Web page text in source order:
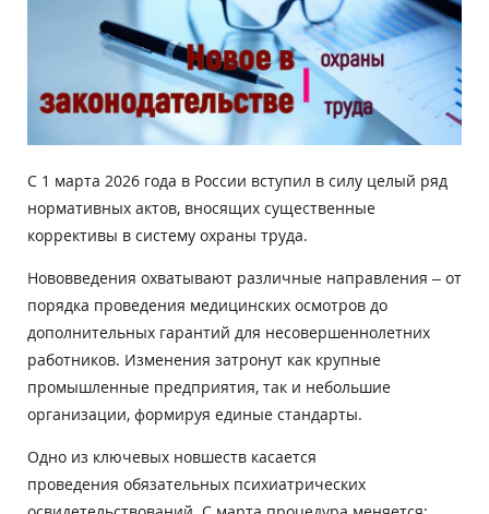
С 1 марта 2026 года в России вступил в силу целый ряд
нормативных актов, вносящих существенные
коррективы в систему охраны труда.
Нововведения охватывают различные направления – от
порядка проведения медицинских осмотров до
дополнительных гарантий для несовершеннолетних
работников. Изменения затронут как крупные
промышленные предприятия, так и небольшие
организации, формируя единые стандарты.
Одно из ключевых новшеств касается
проведения обязательных психиатрических